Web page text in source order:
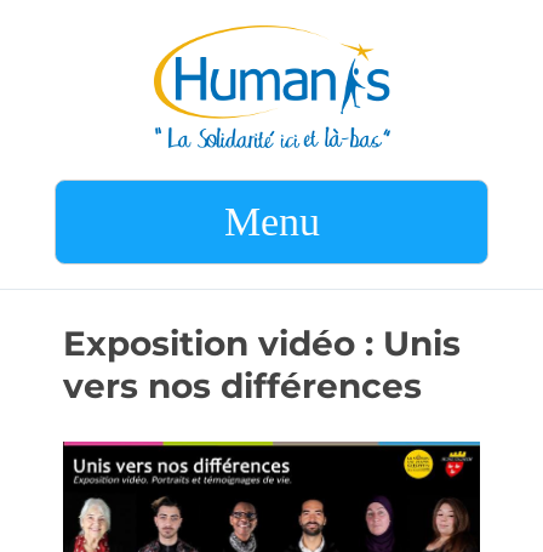
Menu
Exposition vidéo : Unis
vers nos différences